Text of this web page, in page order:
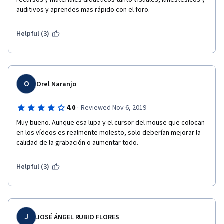
auditivos y aprendes mas rápido con el foro.
Helpful (3)
O Orel Naranjo
4.0 · Reviewed Nov 6, 2019
Muy bueno. Aunque esa lupa y el cursor del mouse que colocan
en los vídeos es realmente molesto, solo deberían mejorar la
calidad de la grabación o aumentar todo.
Helpful (3)
J JOSÉ ÁNGEL RUBIO FLORES